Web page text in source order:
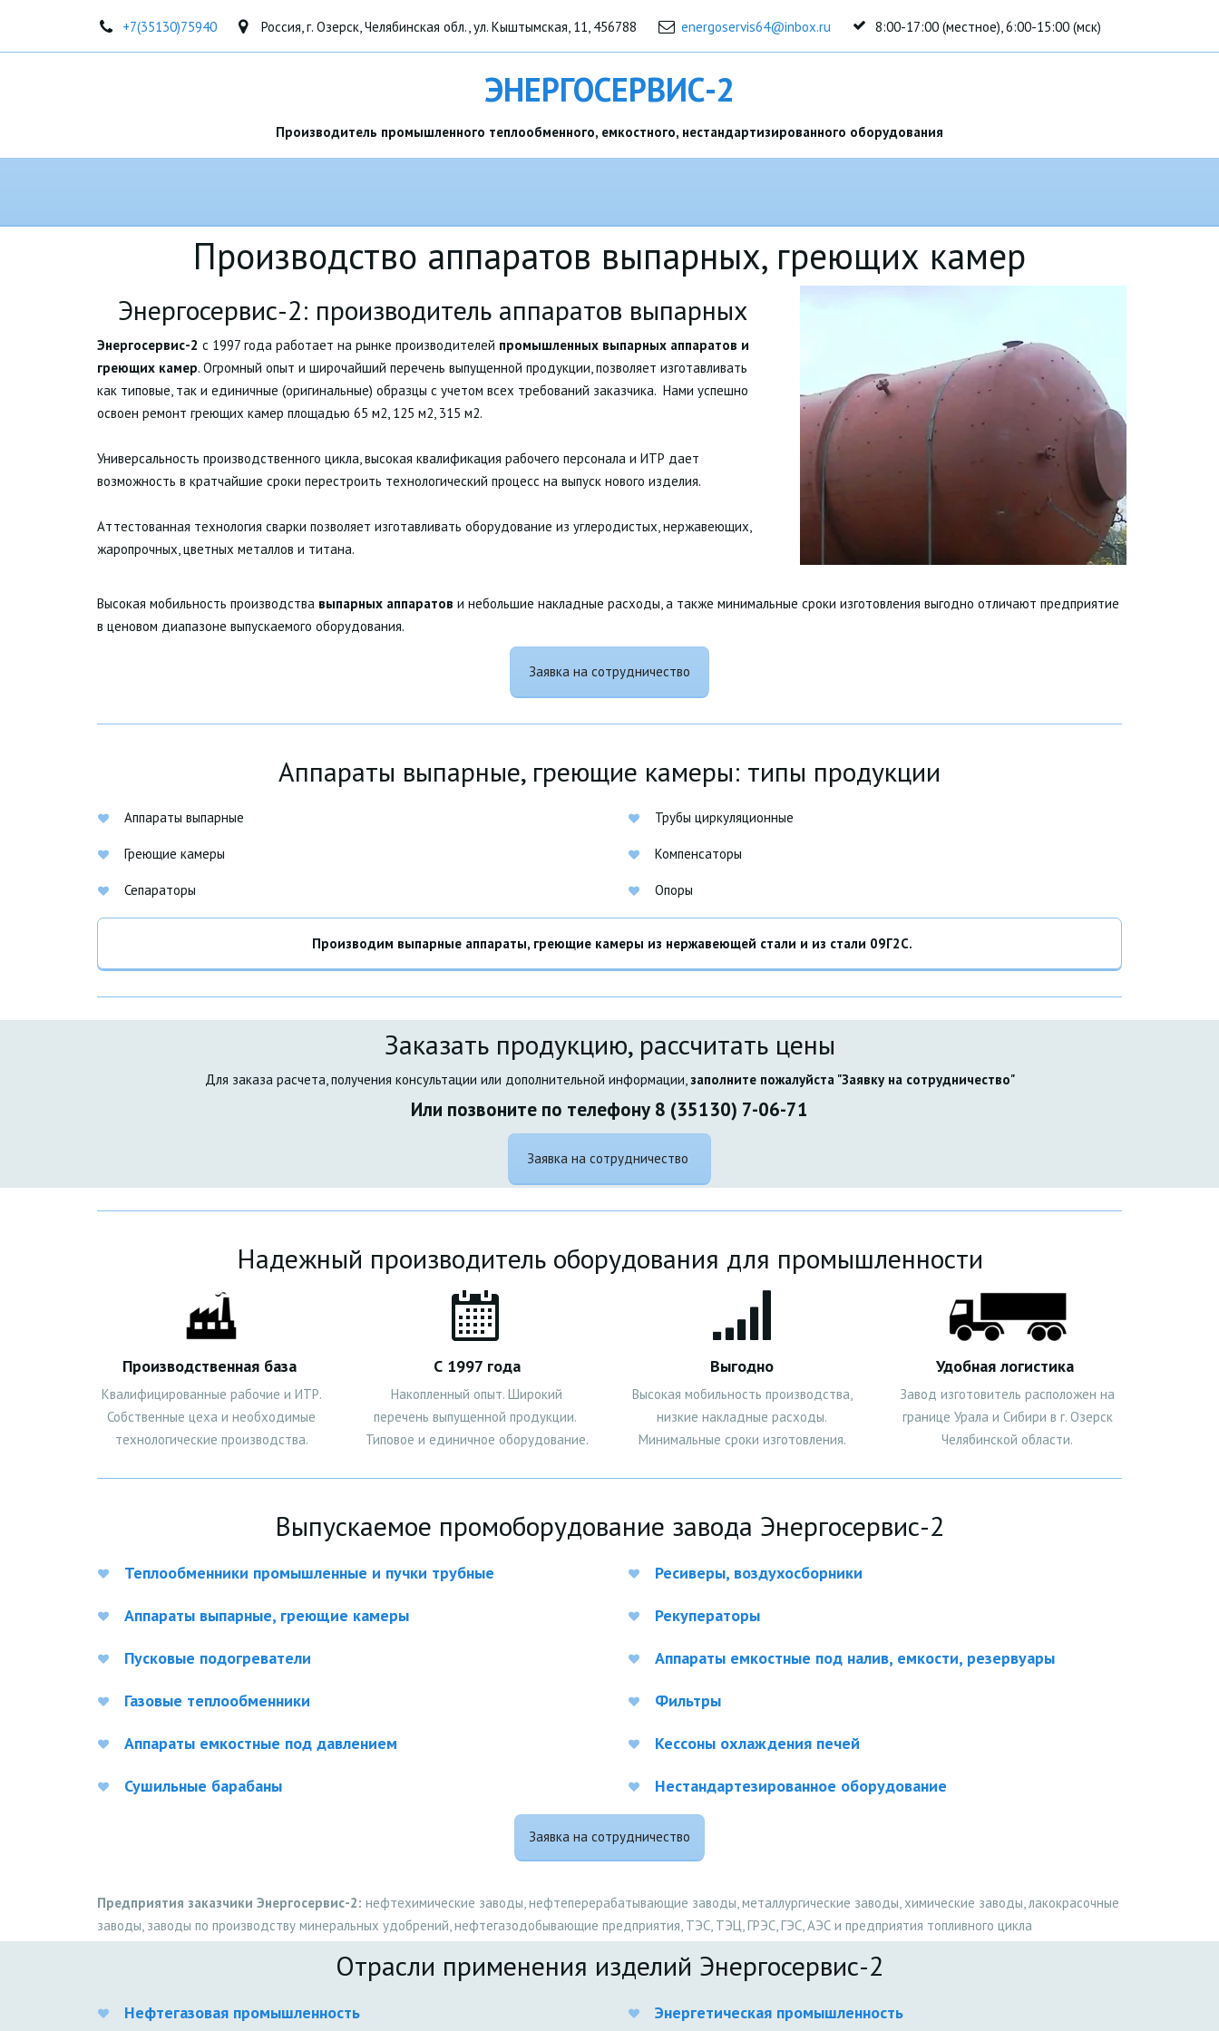
+7(35130)75940 Россия г. Озерск, Челябинская обл. ул. Кыштымская, 11 456788 energoservis64@inbox.ru 8:00-17:00 (местное), 6:00-15:00 (мск)
ЭНЕРГОСЕРВИС-2
Производитель промышленного теплообменного, емкостного, нестандартизированного оборудования
Производство аппаратов выпарных, греющих камер
Энергосервис-2: производитель аппаратов выпарных
Энергосервис-2 с 1997 года работает на рынке производителей промышленных выпарных аппаратов и
греющих камер. Огромный опыт и широчайший перечень выпущенной продукции, позволяет изготавливать
как типовые, так и единичные (оригинальные) образцы с учетом всех требований заказчика. Нами успешно
освоен ремонт греющих камер площадью 65 м2, 125 м2, 315 м2.
Универсальность производственного цикла, высокая квалификация рабочего персонала и ИТР дает
возможность в кратчайшие сроки перестроить технологический процесс на выпуск нового изделия.
Аттестованная технология сварки позволяет изготавливать оборудование из углеродистых, нержавеющих,
жаропрочных, цветных металлов и титана.
Высокая мобильность производства выпарных аппаратов и небольшие накладные расходы, а также минимальные сроки изготовления выгодно отличают предприятие
в ценовом диапазоне выпускаемого оборудования.
Заявка на сотрудничество
Аппараты выпарные, греющие камеры: типы продукции
Аппараты выпарные
Греющие камеры
Сепараторы
Трубы циркуляционные
Компенсаторы
Опоры
Производим выпарные аппараты, греющие камеры из нержавеющей стали и из стали 09Г2С.
Заказать продукцию, рассчитать цены
Для заказа расчета, получения консультации или дополнительной информации, заполните пожалуйста "Заявку на сотрудничество"
Или позвоните по телефону 8 (35130) 7-06-71
Заявка на сотрудничество
Надежный производитель оборудования для промышленности
Производственная база
Квалифицированные рабочие и ИТР.
Собственные цеха и необходимые
технологические производства.
С 1997 года
Накопленный опыт. Широкий
перечень выпущенной продукции.
Типовое и единичное оборудование.
Выгодно
Высокая мобильность производства,
низкие накладные расходы.
Минимальные сроки изготовления.
Удобная логистика
Завод изготовитель расположен на
границе Урала и Сибири в г. Озерск
Челябинской области.
Выпускаемое промоборудование завода Энергосервис-2
Теплообменники промышленные и пучки трубные
Аппараты выпарные, греющие камеры
Пусковые подогреватели
Газовые теплообменники
Аппараты емкостные под давлением
Сушильные барабаны
Ресиверы, воздухосборники
Рекуператоры
Аппараты емкостные под налив, емкости, резервуары
Фильтры
Кессоны охлаждения печей
Нестандартезированное оборудование
Заявка на сотрудничество
Предприятия заказчики Энергосервис-2: нефтехимические заводы, нефтеперерабатывающие заводы, металлургические заводы, химические заводы, лакокрасочные
заводы, заводы по производству минеральных удобрений, нефтегазодобывающие предприятия, ТЭС, ТЭЦ, ГРЭС, ГЭС, АЭС и предприятия топливного цикла
Отрасли применения изделий Энергосервис-2
Нефтегазовая промышленность Энергетическая промышленность